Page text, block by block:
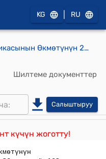
KG RU
Кыргыз Республикасынын Өкмөтүнүн 2005-жылдын 4-октябрындагы № 466 "Кыргыз Республикасынын алдында өзгөчө эмгеги үчүн пенсиялар жөнүдө жобону бекитүү тууралуу" Кыргыз Республикасынын Өкмөтүнүн 1998-жылдын 19-февралындагы № 82 токтомуна өзгөртүүлөрдү жана толуктоо киргизүү тууралуу" токтому
Шилтеме документтер
Салыштыруу
күчүн жоготту!